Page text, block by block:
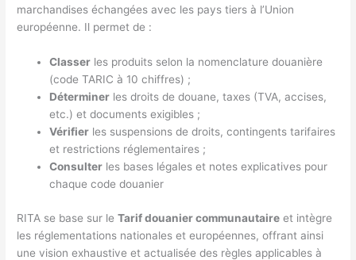
marchandises échangées avec les pays tiers à l’Union
européenne. Il permet de :
Classer les produits selon la nomenclature douanière
(code TARIC à 10 chiffres) ;
Déterminer les droits de douane, taxes (TVA, accises,
etc.) et documents exigibles ;
Vérifier les suspensions de droits, contingents tarifaires
et restrictions réglementaires ;
Consulter les bases légales et notes explicatives pour
chaque code douanier
RITA se base sur leTarif douanier communautaire et intègre
les réglementations nationales et européennes, offrant ainsi
une vision exhaustive et actualisée des règles applicables à